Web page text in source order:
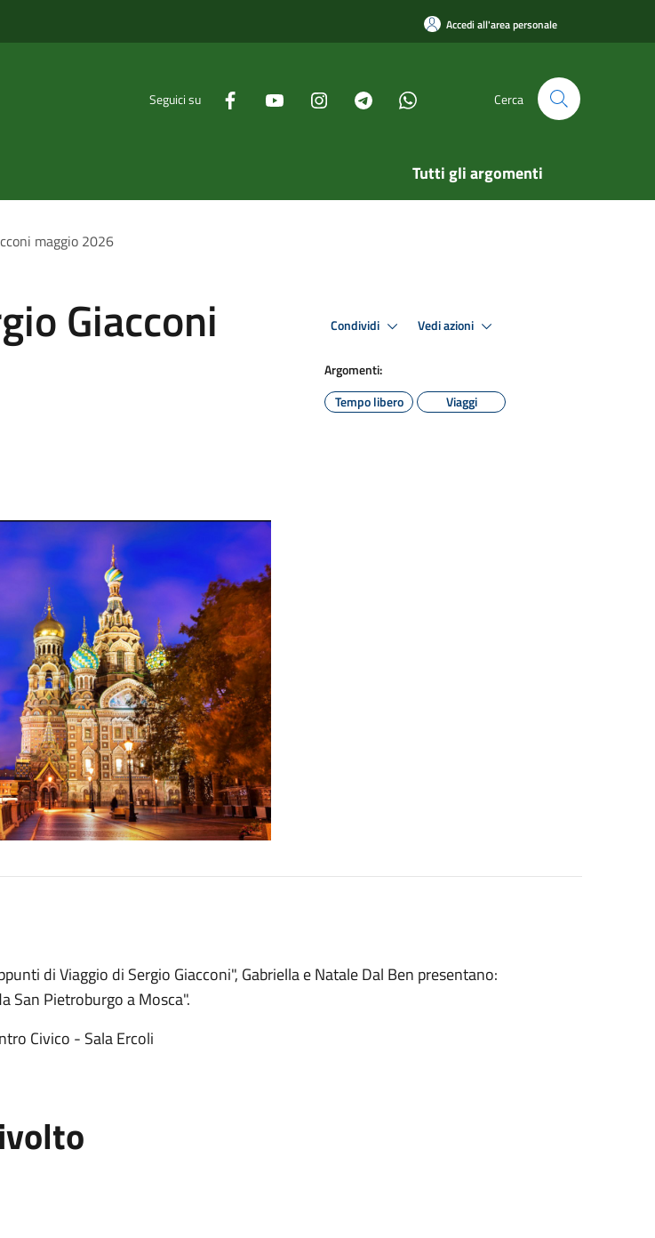
Accedi all'area personale
Seguici su Cerca
Tutti gli argomenti
maggio 2026
Giacconi Condividi Vedi azioni
Argomenti:
Tempo libero
Viaggi
di Viaggio di Sergio Giacconi", Gabriella e Natale Dal Ben presentano:
San Pietroburgo a Mosca".
Civico - Sala Ercoli